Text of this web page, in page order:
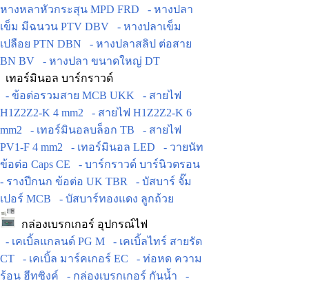
หางหลาหัวกระสุน MPD FRD
- หางปลา
เข็ม มีฉนวน PTV DBV
- หางปลาเข็ม
เปลือย PTN DBN
- หางปลาสลิป ต่อสาย
BN BV
- หางปลา ขนาดใหญ่ DT
เทอร์มินอล บาร์กราวด์
- ข้อต่อรวมสาย MCB UKK
- สายไฟ
H1Z2Z2-K 4 mm2
- สายไฟ H1Z2Z2-K 6
mm2
- เทอร์มินอลบล็อก TB
- สายไฟ
PV1-F 4 mm2
- เทอร์มินอล LED
- วายนัท
ข้อต่อ Caps CE
- บาร์กราวด์ บาร์นิวตรอน
- รางปีกนก ข้อต่อ UK TBR
- บัสบาร์ จั๊ม
เปอร์ MCB
- บัสบาร์ทองแดง ลูกถ้วย
กล่องเบรกเกอร์ อุปกรณ์ไฟ
- เคเบิ้ลแกลนด์ PG M
- เคเบิ้ลไทร์ สายรัด
CT
- เคเบิ้ล มาร์คเกอร์ EC
- ท่อหด ความ
ร้อน ฮีทซิงค์
- กล่องเบรกเกอร์ กันน้ำ
-